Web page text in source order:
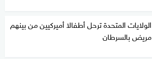
الولايات المتحدة ترحل أطفالا أميركيين من بينهم
مريض بالسرطان